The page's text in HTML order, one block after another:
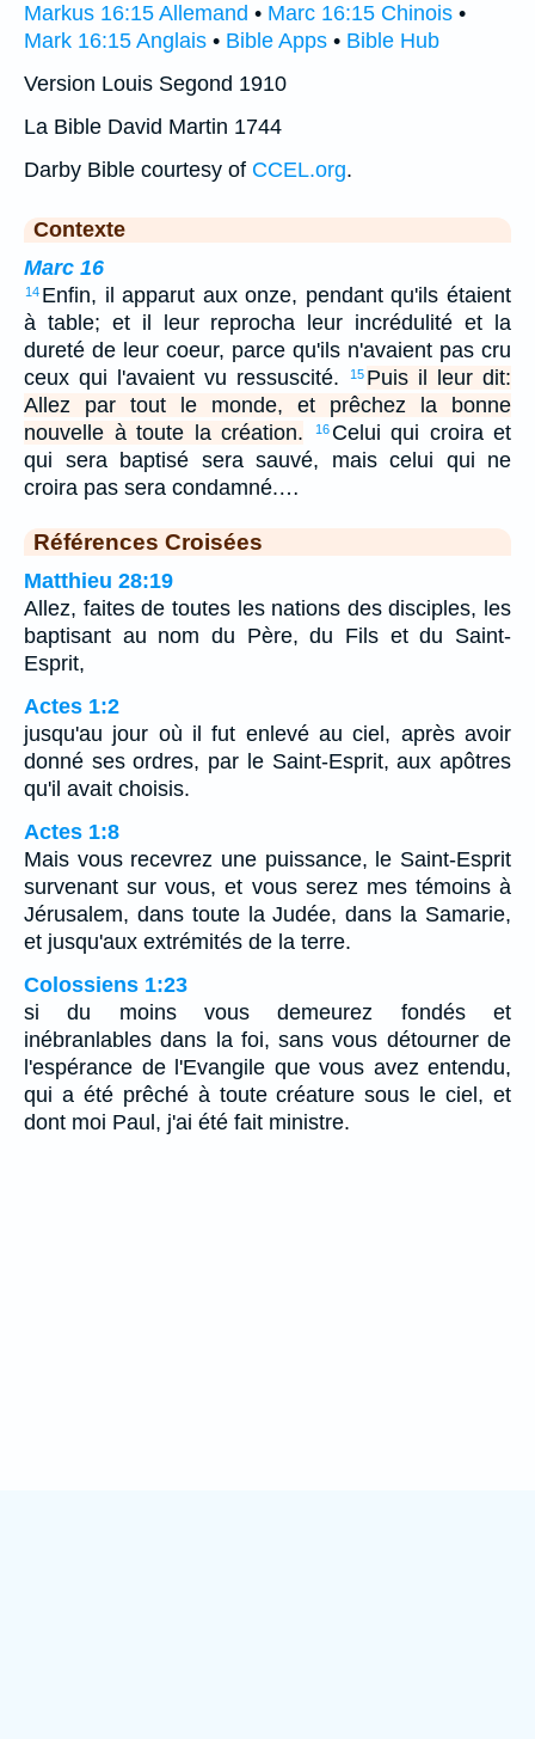
Markus 16:15 Allemand • Marc 16:15 Chinois •
Mark 16:15 Anglais • Bible Apps • Bible Hub
Version Louis Segond 1910
La Bible David Martin 1744
Darby Bible courtesy of CCEL.org.
Contexte
Marc 16
14 Enfin, il apparut aux onze, pendant qu'ils étaient
à table; et il leur reprocha leur incrédulité et la
dureté de leur coeur, parce qu'ils n'avaient pas cru
ceux qui l'avaient vu ressuscité.
15 Puis il leur dit:
Allez par tout le monde, et prêchez la bonne
nouvelle à toute la création.
16 Celui qui croira et
qui sera baptisé sera sauvé, mais celui qui ne
croira pas sera condamné.…
Références Croisées
Matthieu 28:19
Allez, faites de toutes les nations des disciples, les
baptisant au nom du Père, du Fils et du Saint-
Esprit,
Actes 1:2
jusqu'au jour où il fut enlevé au ciel, après avoir
donné ses ordres, par le Saint-Esprit, aux apôtres
qu'il avait choisis.
Actes 1:8
Mais vous recevrez une puissance, le Saint-Esprit
survenant sur vous, et vous serez mes témoins à
Jérusalem, dans toute la Judée, dans la Samarie,
et jusqu'aux extrémités de la terre.
Colossiens 1:23
si du moins vous demeurez fondés et
inébranlables dans la foi, sans vous détourner de
l'espérance de l'Evangile que vous avez entendu,
qui a été prêché à toute créature sous le ciel, et
dont moi Paul, j'ai été fait ministre.